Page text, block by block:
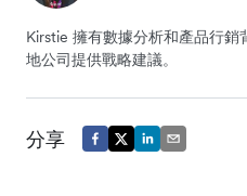
Kirstie 擁有數據分析和產品行
地公司提供戰略建議。
分享